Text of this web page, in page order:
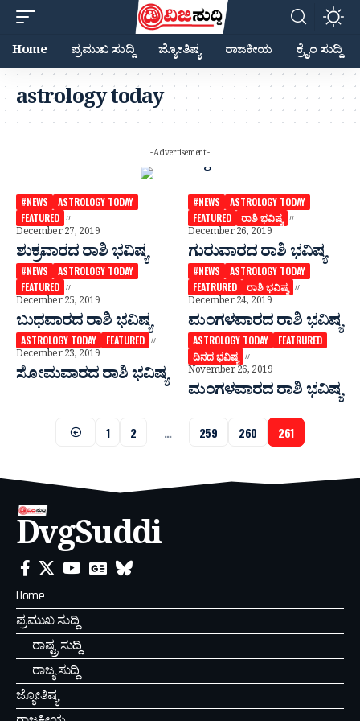
Home ಪ್ರಮುಖ ಸುದ್ದಿ ಜ್ಯೋತಿಷ್ಯ ರಾಜಕೀಯ ಕ್ರೈಂ ಸುದ್ದಿ
astrology today
- Advertisement -
#NEWS
ASTROLOGY TODAY
FEATURED
December 27, 2019
ಶುಕ್ರವಾರದ ರಾಶಿ ಭವಿಷ್ಯ
#NEWS
ASTROLOGY TODAY
FEATURED
ರಾಶಿ ಭವಿಷ್ಯ
December 26, 2019
ಗುರುವಾರದ ರಾಶಿ ಭವಿಷ್ಯ
#NEWS
ASTROLOGY TODAY
FEATURED
December 25, 2019
ಬುಧವಾರದ ರಾಶಿ ಭವಿಷ್ಯ
#NEWS
ASTROLOGY TODAY
FEATRURED
ರಾಶಿ ಭವಿಷ್ಯ
December 24, 2019
ಮಂಗಳವಾರದ ರಾಶಿ ಭವಿಷ್ಯ
ASTROLOGY TODAY FEATURED
December 23, 2019
ಸೋಮವಾರದ ರಾಶಿ ಭವಿಷ್ಯ
ASTROLOGY TODAY
FEATRURED
ದಿನದ ಭವಿಷ್ಯ
November 26, 2019
ಮಂಗಳವಾರದ ರಾಶಿ ಭವಿಷ್ಯ
1 2 … 259 260 261
DvgSuddi
Home
ಪ್ರಮುಖ ಸುದ್ದಿ
ರಾಷ್ಟ್ರ ಸುದ್ದಿ
ರಾಜ್ಯ ಸುದ್ದಿ
ಜ್ಯೋತಿಷ್ಯ